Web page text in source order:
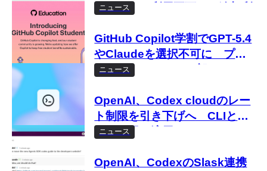
ーツールで利用不可に 追加利
ニュース
GitHub Copilot学割でGPT-5.4
やClaudeを選択不可に プラ
ン再編にともない一部モデルは
ニュース
OpenAI、Codex cloudのレー
ト制限を引き下げへ CLIと共
有の制限を適用
ニュース
OpenAI、CodexのSlask連携